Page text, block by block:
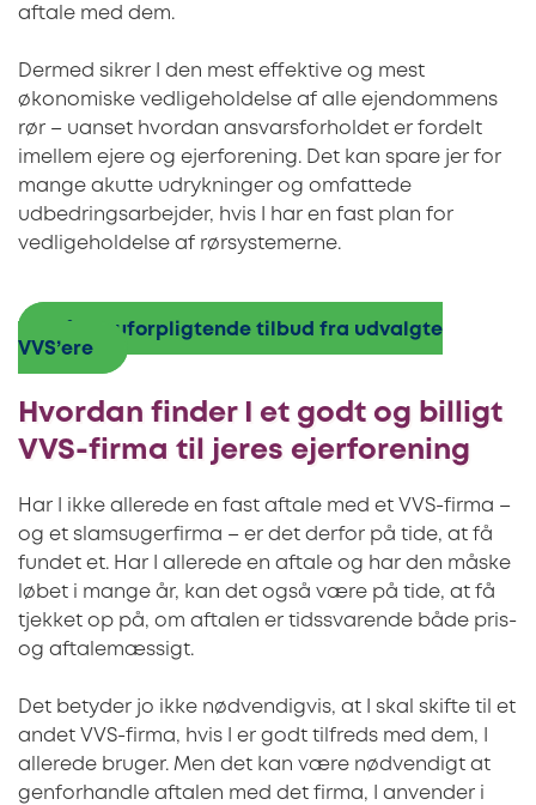
aftale med dem.
Dermed sikrer I den mest effektive og mest
økonomiske vedligeholdelse af alle ejendommens
rør – uanset hvordan ansvarsforholdet er fordelt
imellem ejere og ejerforening. Det kan spare jer for
mange akutte udrykninger og omfattede
udbedringsarbejder, hvis I har en fast plan for
vedligeholdelse af rørsystemerne.
Få tre uforpligtende tilbud fra udvalgte
VVS’ere
Hvordan finder I et godt og billigt
VVS-firma til jeres ejerforening
Har I ikke allerede en fast aftale med et VVS-firma –
og et slamsugerfirma – er det derfor på tide, at få
fundet et. Har I allerede en aftale og har den måske
løbet i mange år, kan det også være på tide, at få
tjekket op på, om aftalen er tidssvarende både pris-
og aftalemæssigt.
Det betyder jo ikke nødvendigvis, at I skal skifte til et
andet VVS-firma, hvis I er godt tilfreds med dem, I
allerede bruger. Men det kan være nødvendigt at
genforhandle aftalen med det firma, I anvender i